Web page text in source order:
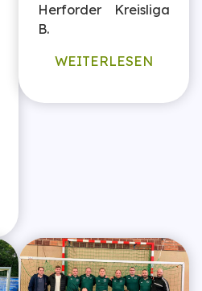
Herforder Kreisliga
B.
WEITERLESEN